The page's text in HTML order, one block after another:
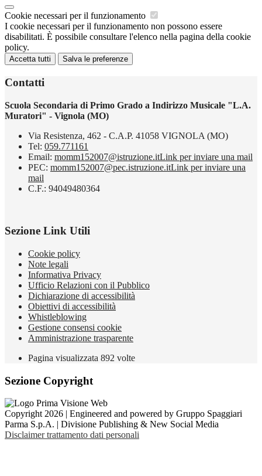
Cookie necessari per il funzionamento
I cookie necessari per il funzionamento non possono essere
disabilitati. È possibile consultare l'elenco nella pagina della cookie
policy.
Accetta tutti Salva le preferenze
Contatti
Scuola Secondaria di Primo Grado a Indirizzo Musicale "L.A.
Muratori" - Vignola (MO)
Via Resistenza, 462 - C.A.P. 41058 VIGNOLA (MO)
Tel: 059.771161
Email: momm152007@istruzione.itLink per inviare una mail
PEC: momm152007@pec.istruzione.itLink per inviare una
mail
C.F.: 94049480364
Sezione Link Utili
Cookie policy
Note legali
Informativa Privacy
Ufficio Relazioni con il Pubblico
Dichiarazione di accessibilità
Obiettivi di accessibilità
Whistleblowing
Gestione consensi cookie
Amministrazione trasparente
Pagina visualizzata 892 volte
Sezione Copyright
Copyright 2026 | Engineered and powered by Gruppo Spaggiari
Parma S.p.A. | Divisione Publishing & New Social Media
Disclaimer trattamento dati personali